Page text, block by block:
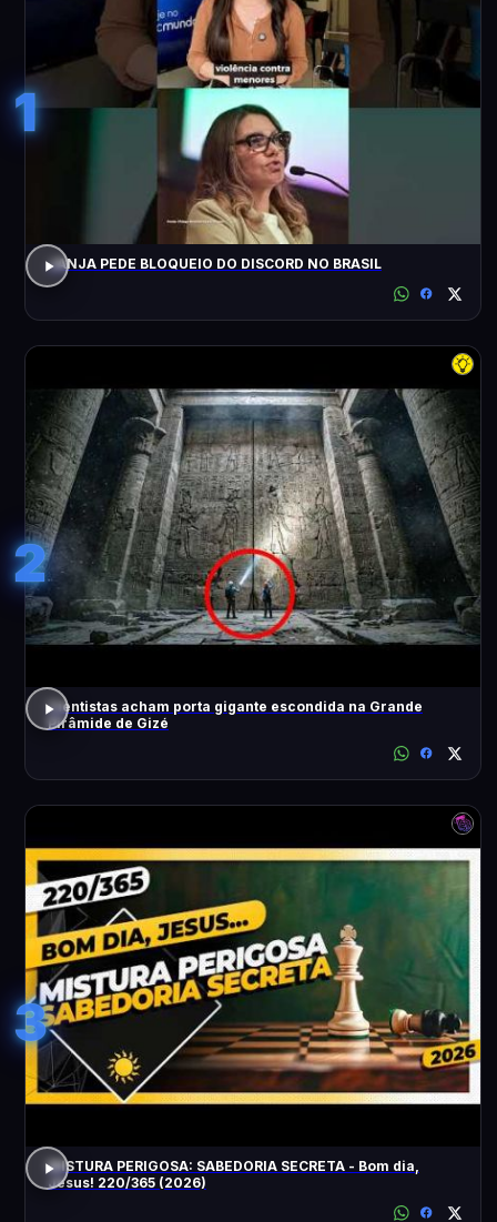
1
JANJA PEDE BLOQUEIO DO DISCORD NO BRASIL
2
Cientistas acham porta gigante escondida na Grande
Pirâmide de Gizé
3
MISTURA PERIGOSA: SABEDORIA SECRETA - Bom dia,
Jesus! 220/365 (2026)